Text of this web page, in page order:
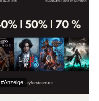
#Anzeige